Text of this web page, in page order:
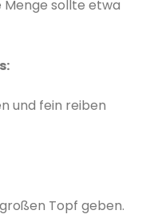
Menge sollte etwa
und fein reiben
Topf geben.